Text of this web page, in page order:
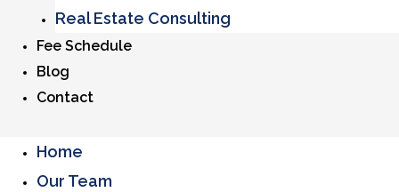
Real Estate Consulting
Fee Schedule
Blog
Contact
Home
Our Team